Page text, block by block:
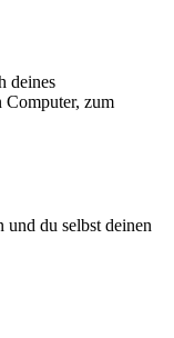
deines
Computer, zum
du selbst deinen